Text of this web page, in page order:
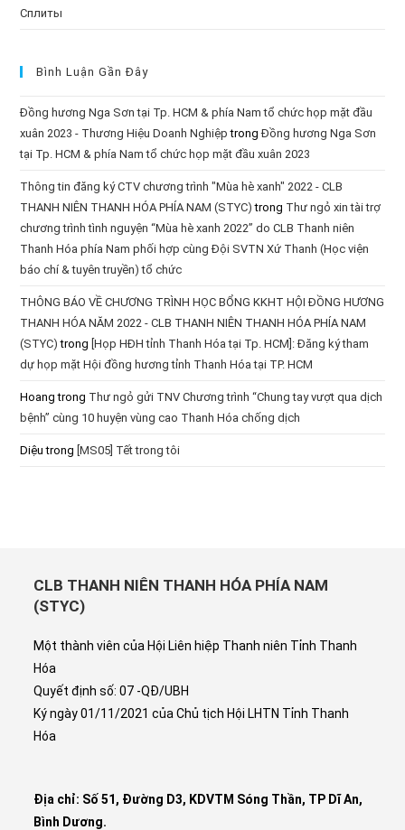
Сплиты
Bình Luận Gần Đây
Đồng hương Nga Sơn tại Tp. HCM & phía Nam tổ chức họp mặt đầu
xuân 2023 - Thương Hiệu Doanh Nghiệp trongĐồng hương Nga Sơn
tại Tp. HCM & phía Nam tổ chức họp mặt đầu xuân 2023
Thông tin đăng ký CTV chương trình "Mùa hè xanh" 2022 - CLB
THANH NIÊN THANH HÓA PHÍA NAM (STYC) trong Thư ngỏ xin tài trợ
chương trình tình nguyện “Mùa hè xanh 2022” do CLB Thanh niên
Thanh Hóa phía Nam phối hợp cùng Đội SVTN Xứ Thanh (Học viện
báo chí & tuyên truyền) tổ chức
THÔNG BÁO VỀ CHƯƠNG TRÌNH HỌC BỔNG KKHT HỘI ĐỒNG HƯƠNG
THANH HÓA NĂM 2022 - CLB THANH NIÊN THANH HÓA PHÍA NAM
(STYC) trong [Họp HĐH tỉnh Thanh Hóa tại Tp. HCM]: Đăng ký tham
dự họp mặt Hội đồng hương tỉnh Thanh Hóa tại TP. HCM
Hoang trong Thư ngỏ gửi TNV Chương trình “Chung tay vượt qua dịch
bệnh” cùng 10 huyện vùng cao Thanh Hóa chống dịch
Diệu trong [MS05] Tết trong tôi
CLB THANH NIÊN THANH HÓA PHÍA NAM
(STYC)
Một thành viên của Hội Liên hiệp Thanh niên Tỉnh Thanh
Hóa
Quyết định số: 07 -QĐ/UBH
Ký ngày 01/11/2021 của Chủ tịch Hội LHTN Tỉnh Thanh
Hóa
Địa chỉ: Số 51, Đường D3, KDVTM Sóng Thần, TP Dĩ An,
Bình Dương.